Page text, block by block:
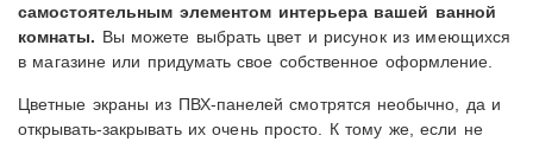
самостоятельным элементом интерьера вашей ванной
комнаты. Вы можете выбрать цвет и рисунок из имеющихся
в магазине или придумать свое собственное оформление.
Цветные экраны из ПВХ-панелей смотрятся необычно, да и
открывать-закрывать их очень просто. К тому же, если не